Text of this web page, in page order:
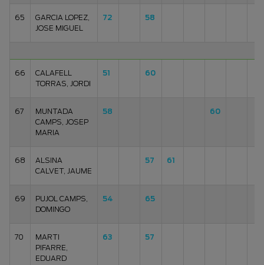
65
GARCIA LOPEZ,
JOSE MIGUEL
72 58
66
CALAFELL
TORRAS, JORDI
51 60
67
MUNTADA
CAMPS, JOSEP
MARIA
58 60
68
ALSINA
CALVET, JAUME
57 61
69
PUJOL CAMPS,
DOMINGO
54 65
70
MARTI
PIFARRE,
EDUARD
63 57